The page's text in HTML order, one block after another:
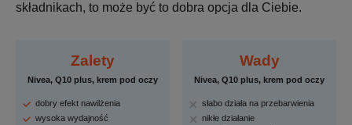
składnikach, to może być to dobra opcja dla Ciebie.
Zalety
Nivea, Q10 plus, krem pod oczy
dobry efekt nawilżenia
wysoka wydajność
Wady
Nivea, Q10 plus, krem pod oczy
słabo działa na przebarwienia
nikłe działanie